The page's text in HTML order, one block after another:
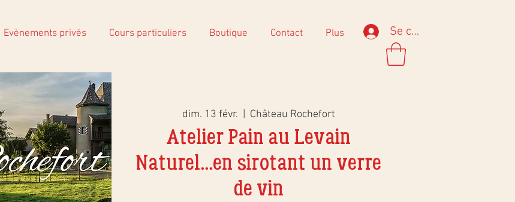
Evènements privés Cours particuliers Boutique Contact Plus Se connecter
dim. 13 févr.
  |
Château Rochefort
Atelier Pain au Levain
Naturel...en sirotant un verre
de vin